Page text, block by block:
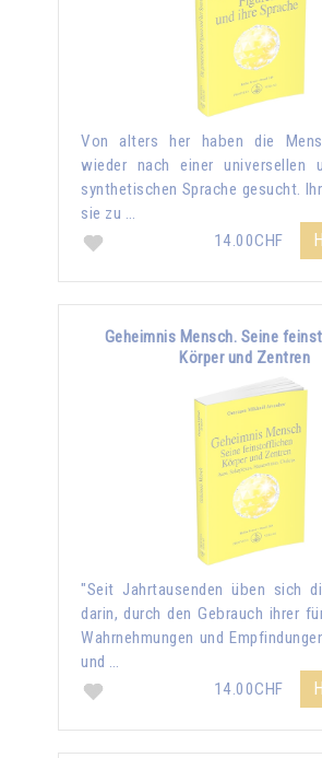
Von alters her haben die
wieder nach einer universellen
synthetischen Sprache gesucht.
sie zu …
14.00CHF
Geheimnis Mensch. Seine
Körper und Zentren
"Seit Jahrtausenden üben sich
darin, durch den Gebrauch ihrer
Wahrnehmungen und
und …
14.00CHF